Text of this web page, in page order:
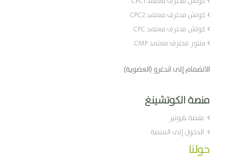
كوتش محترف معتمد CPC2
كوتش محترف معتمد CPC
منتور محترف معتمد CMP
الانضمام إلى اندغرو (العضوية)
منصة الكوتشينغ
منصة بايونير
الدخول إلى المنصة
حولنا